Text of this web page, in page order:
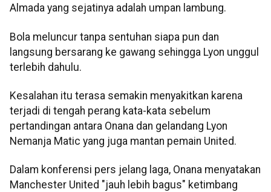
Almada yang sejatinya adalah umpan lambung.
Bola meluncur tanpa sentuhan siapa pun dan
langsung bersarang ke gawang sehingga Lyon unggul
terlebih dahulu.
Kesalahan itu terasa semakin menyakitkan karena
terjadi di tengah perang kata-kata sebelum
pertandingan antara Onana dan gelandang Lyon
Nemanja Matic yang juga mantan pemain United.
Dalam konferensi pers jelang laga, Onana menyatakan
Manchester United "jauh lebih bagus" ketimbang